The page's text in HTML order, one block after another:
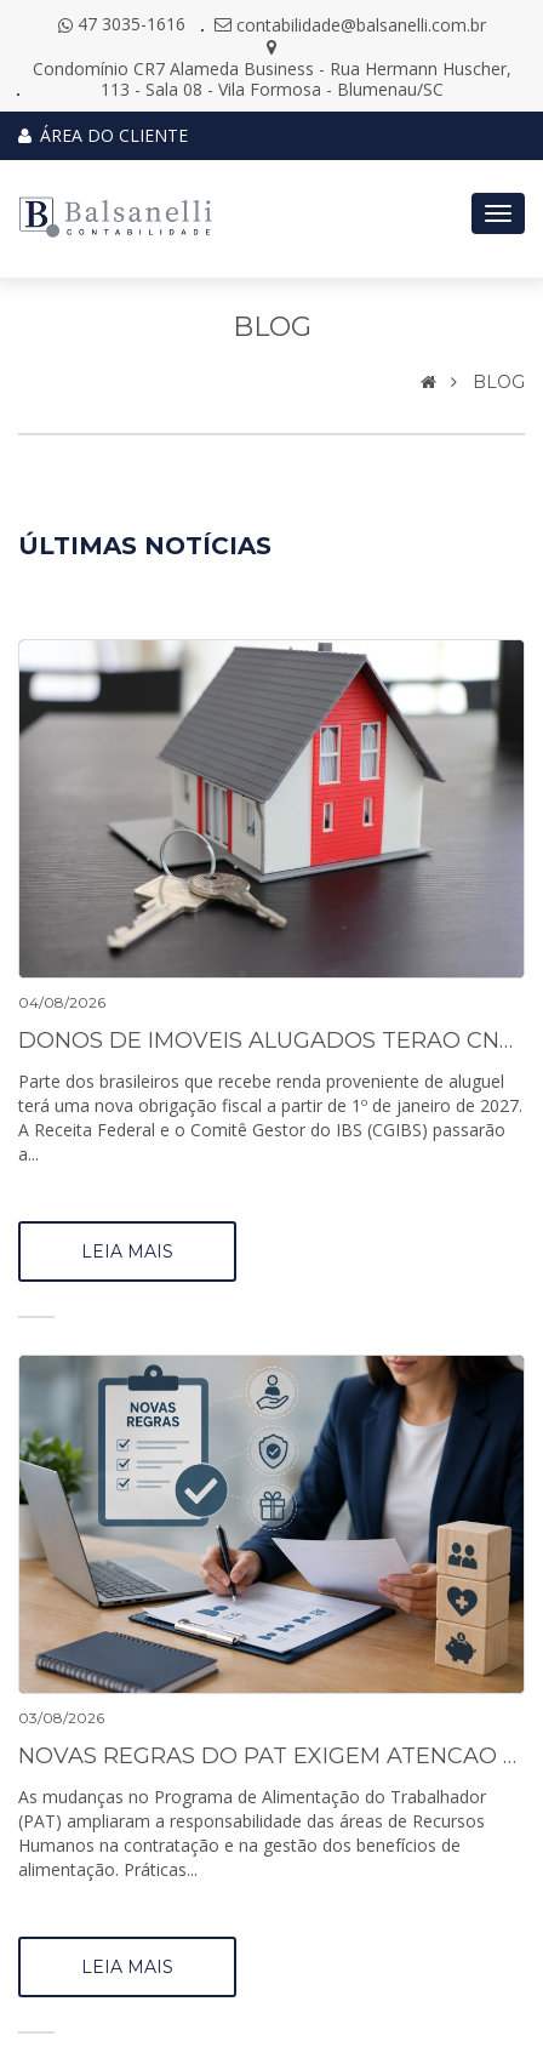
47 3035-1616
contabilidade@balsanelli.com.br
Condomínio CR7 Alameda Business - Rua Hermann Huscher,
113 - Sala 08 - Vila Formosa - Blumenau/SC
ÁREA DO CLIENTE
BLOG
BLOG
ÚLTIMAS NOTÍCIAS
04/08/2026
DONOS DE IMOVEIS ALUGADOS TERAO CNPJ PARA EMISSAO DE NOTAS FISCAIS A PARTIR DE 2027
Parte dos brasileiros que recebe renda proveniente de aluguel
terá uma nova obrigação fiscal a partir de 1º de janeiro de 2027.
A Receita Federal e o Comitê Gestor do IBS (CGIBS) passarão
a...
LEIA MAIS
03/08/2026
NOVAS REGRAS DO PAT EXIGEM ATENCAO DO RH AOS BENEFICIOS
As mudanças no Programa de Alimentação do Trabalhador
(PAT) ampliaram a responsabilidade das áreas de Recursos
Humanos na contratação e na gestão dos benefícios de
alimentação. Práticas...
LEIA MAIS